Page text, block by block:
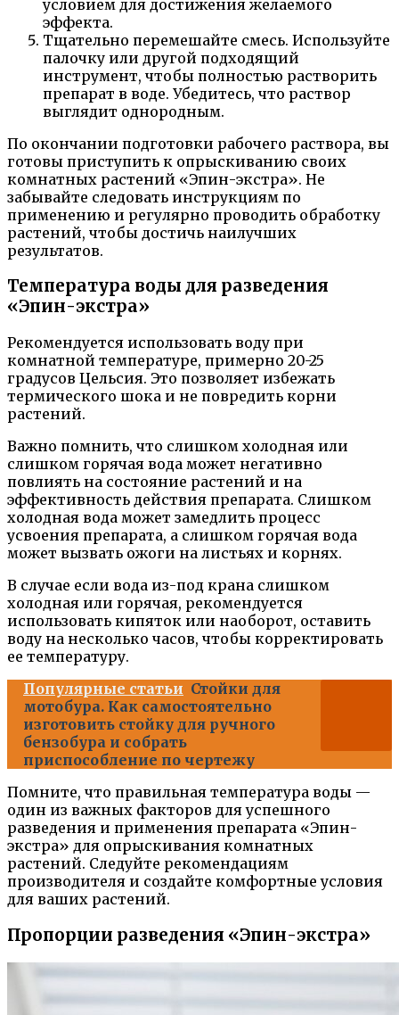
условием для достижения желаемого
эффекта.
Тщательно перемешайте смесь. Используйте
палочку или другой подходящий
инструмент, чтобы полностью растворить
препарат в воде. Убедитесь, что раствор
выглядит однородным.
По окончании подготовки рабочего раствора, вы
готовы приступить к опрыскиванию своих
комнатных растений «Эпин-экстра». Не
забывайте следовать инструкциям по
применению и регулярно проводить обработку
растений, чтобы достичь наилучших
результатов.
Температура воды для разведения
«Эпин-экстра»
Рекомендуется использовать воду при
комнатной температуре, примерно 20-25
градусов Цельсия. Это позволяет избежать
термического шока и не повредить корни
растений.
Важно помнить, что слишком холодная или
слишком горячая вода может негативно
повлиять на состояние растений и на
эффективность действия препарата. Слишком
холодная вода может замедлить процесс
усвоения препарата, а слишком горячая вода
может вызвать ожоги на листьях и корнях.
В случае если вода из-под крана слишком
холодная или горячая, рекомендуется
использовать кипяток или наоборот, оставить
воду на несколько часов, чтобы корректировать
ее температуру.
Популярные статьи Стойки для
мотобура. Как самостоятельно
изготовить стойку для ручного
бензобура и собрать
приспособление по чертежу
Помните, что правильная температура воды —
один из важных факторов для успешного
разведения и применения препарата «Эпин-
экстра» для опрыскивания комнатных
растений. Следуйте рекомендациям
производителя и создайте комфортные условия
для ваших растений.
Пропорции разведения «Эпин-экстра»